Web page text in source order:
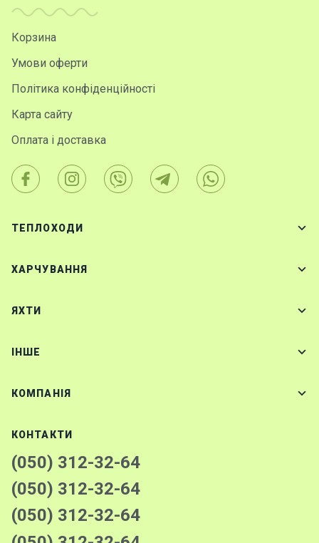
Корзина
Умови оферти
Політика конфіденційності
Карта сайту
Оплата і доставка
ТЕПЛОХОДИ
ХАРЧУВАННЯ
ЯХТИ
IНШЕ
КОМПАНІЯ
КОНТАКТИ
(050) 312-32-64
(050) 312-32-64
(050) 312-32-64